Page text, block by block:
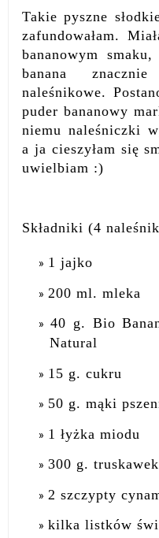
Takie pyszne
zafundowałam.
bananowym
banana
naleśnikowe.
puder bananowy
niemu naleśniczki
a ja cieszyłam się
uwielbiam :)
Składniki (4
1 jajko
200 ml. mleka
40 g. Bio
Natural
15 g. cukru
50 g. mąki
1 łyżka miodu
300 g. truskawek
2 szczypty
kilka listków